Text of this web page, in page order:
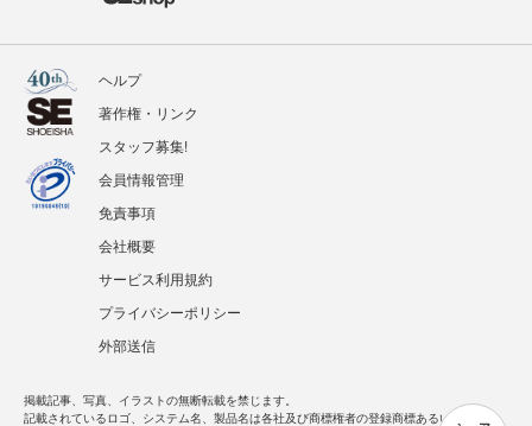
ヘルプ
著作権・リンク
スタッフ募集!
会員情報管理
免責事項
会社概要
サービス利用規約
プライバシーポリシー
外部送信
掲載記事、写真、イラストの無断転載を禁じます。
記載されているロゴ、システム名、製品名は各社及び商標権者の登録商標あるいは商標で